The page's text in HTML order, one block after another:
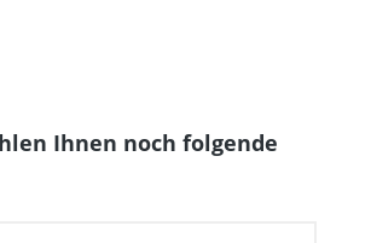
überspringen
Ihnen noch folgende